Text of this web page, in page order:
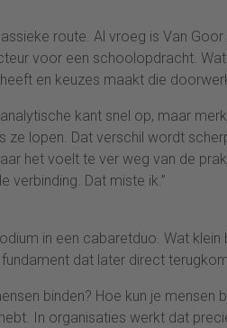
route. Al vroeg is Van
voor een schoolopdracht.
en keuzes maakt die
kant snel op, maar
ze lopen. Dat verschil wordt
het voelt te ver weg van de
verbinding. Dat miste ik.”
in een cabaretduo. Wat
dat later direct
binden? Hoe kun je mensen
In organisaties werkt dat